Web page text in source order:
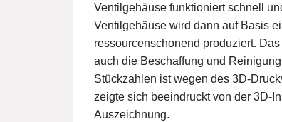
Ventilgehäuse funktioniert schnell
Ventilgehäuse wird dann auf Basis
ressourcenschonend produziert.
auch die Beschaffung und
Stückzahlen ist wegen des 3D-
zeigte sich beeindruckt von der 3D-
Auszeichnung.